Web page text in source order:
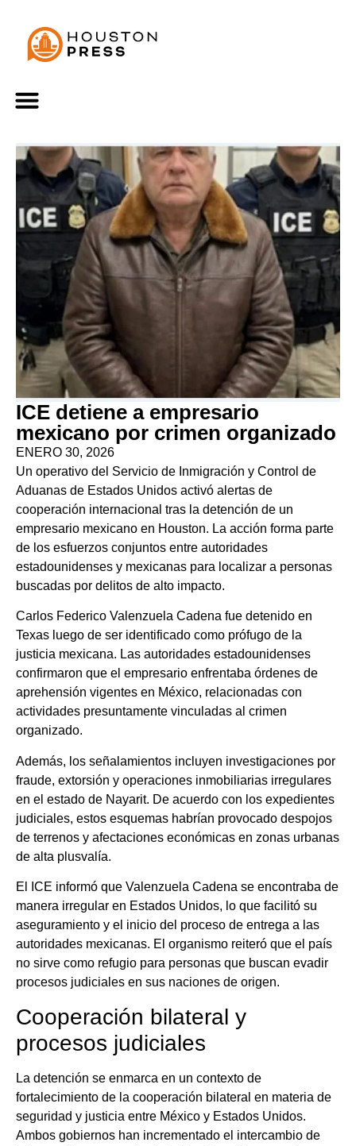
ICE detiene a empresario
mexicano por crimen organizado
ENERO 30, 2026
Un operativo del Servicio de Inmigración y Control de
Aduanas de Estados Unidos activó alertas de
cooperación internacional tras la detención de un
empresario mexicano en Houston. La acción forma parte
de los esfuerzos conjuntos entre autoridades
estadounidenses y mexicanas para localizar a personas
buscadas por delitos de alto impacto.
Carlos Federico Valenzuela Cadena fue detenido en
Texas luego de ser identificado como prófugo de la
justicia mexicana. Las autoridades estadounidenses
confirmaron que el empresario enfrentaba órdenes de
aprehensión vigentes en México, relacionadas con
actividades presuntamente vinculadas al crimen
organizado.
Además, los señalamientos incluyen investigaciones por
fraude, extorsión y operaciones inmobiliarias irregulares
en el estado de Nayarit. De acuerdo con los expedientes
judiciales, estos esquemas habrían provocado despojos
de terrenos y afectaciones económicas en zonas urbanas
de alta plusvalía.
El ICE informó que Valenzuela Cadena se encontraba de
manera irregular en Estados Unidos, lo que facilitó su
aseguramiento y el inicio del proceso de entrega a las
autoridades mexicanas. El organismo reiteró que el país
no sirve como refugio para personas que buscan evadir
procesos judiciales en sus naciones de origen.
Cooperación bilateral y
procesos judiciales
La detención se enmarca en un contexto de
fortalecimiento de la cooperación bilateral en materia de
seguridad y justicia entre México y Estados Unidos.
Ambos gobiernos han incrementado el intercambio de